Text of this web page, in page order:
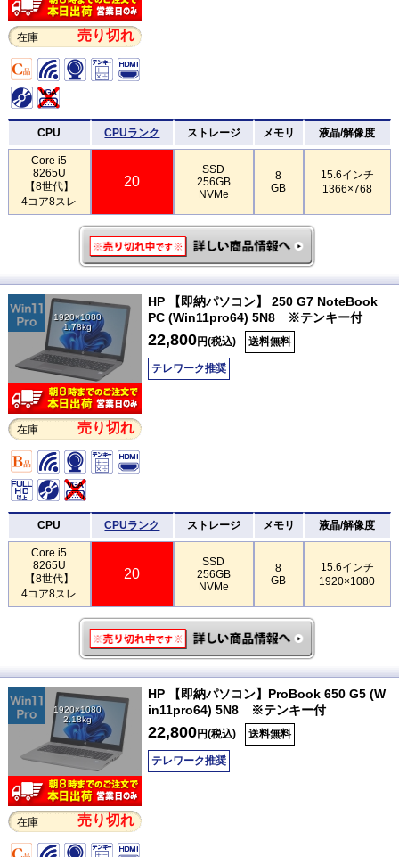
在庫 売り切れ
CPU CPUランク ストレージ メモリ 液晶/解像度
Core i5
8265U
【8世代】
4コア8スレ
20
SSD
256GB
NVMe
8
GB
15.6インチ
1366×768
1920×1080
1.78kg
在庫 売り切れ
HP 【即納パソコン】 250 G7 NoteBook
PC (Win11pro64) 5N8 ※テンキー付
22,800円(税込) 送料無料
テレワーク推奨
CPU CPUランク ストレージ メモリ 液晶/解像度
Core i5
8265U
【8世代】
4コア8スレ
20
SSD
256GB
NVMe
8
GB
15.6インチ
1920×1080
1920×1080
2.18kg
在庫 売り切れ
HP 【即納パソコン】ProBook 650 G5 (W
in11pro64) 5N8 ※テンキー付
22,800円(税込) 送料無料
テレワーク推奨